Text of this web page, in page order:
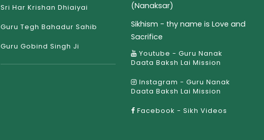
Sri Har Krishan Dhiaiyai
Guru Tegh Bahadur Sahib
Guru Gobind Singh Ji
(Nanaksar)
Sikhism - thy name is Love and
Sacrifice
Youtube - Guru Nanak
Daata Baksh Lai Mission
Instagram - Guru Nanak
Daata Baksh Lai Mission
Facebook - Sikh Videos